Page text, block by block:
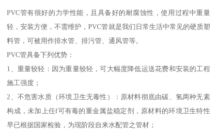
PVC管有很好的力学性能，且具备好的耐腐蚀性，使用过程中重量
轻，安装方便，不需维护，PVC管就是我们日常生活中常见的硬质塑
料管，可被用作排水管、排污管、通风管等。
PVC管具备下列优势：
1、重量较轻：因为重量较轻，可大幅度降低运送花费和安装的工程
施工强度；
2、不危害水质（环境卫生无毒性）：原材料彻底由碳、氢两种无素
构成，未加上任f可有毒的重金属盐稳定剂，原材料的环境卫生特性
早已根据国家检验，为现阶段自来水配管之管材；